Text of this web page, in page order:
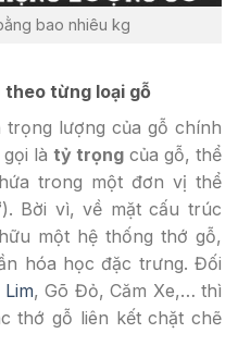
bao nhiêu kg
từng loại gỗ
lượng của gỗ chính
là tỷ trọngcủa gỗ, thể
trong một đơn vị thể
Bời vì, về mặt cấu trúc
một hệ thống thớ gỗ,
hóa học đặc trưng. Đối
Lim, Gõ Đỏ, Căm Xe,… thì
thớ gỗ liên kết chặt chẽ